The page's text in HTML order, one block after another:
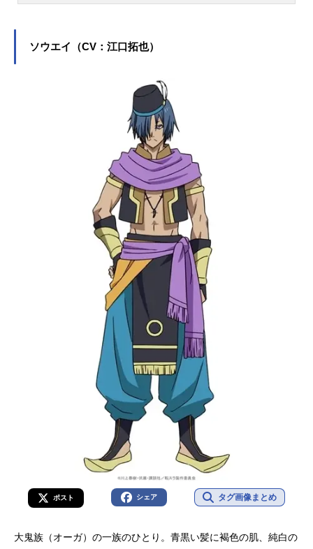
行役など、人気作品のキャラクター
介！
ソウエイ（CV：江口拓也）
ポスト シェア タグ画像まとめ
大鬼族（オーガ）の一族のひとり。青黒い髪に褐色の肌、純白の